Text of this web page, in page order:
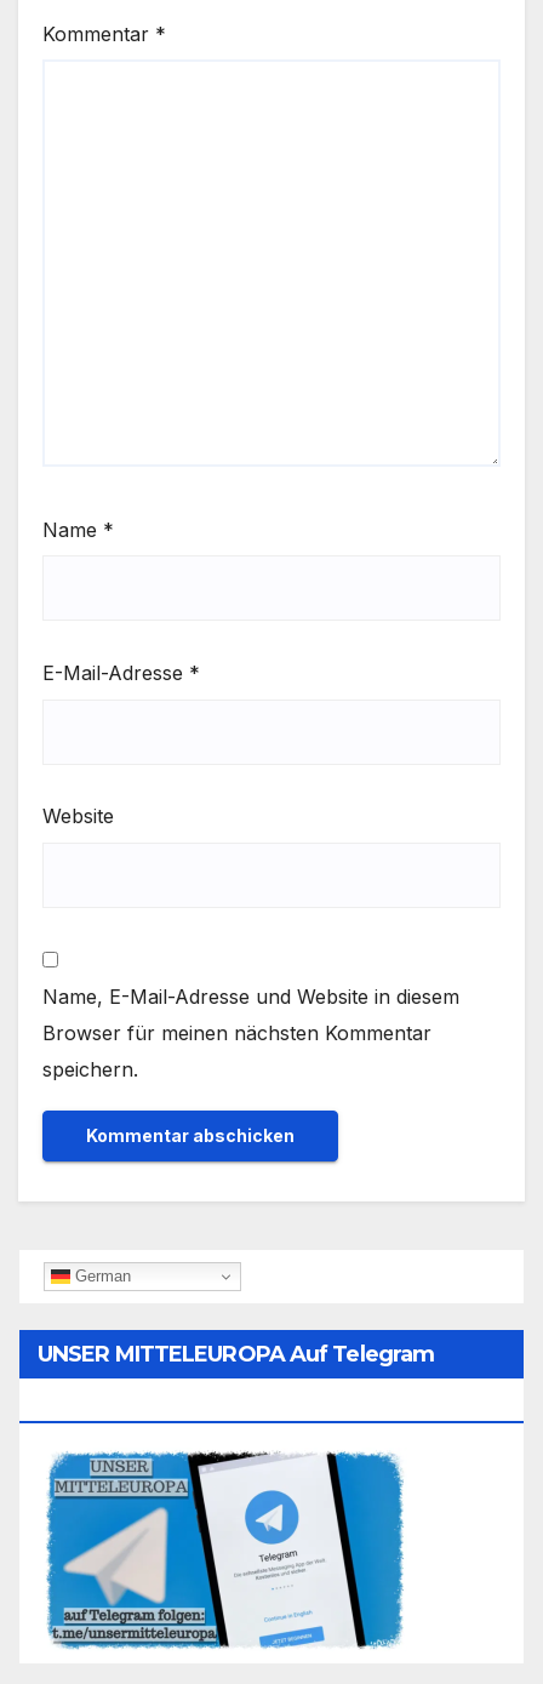
Kommentar *
Name *
E-Mail-Adresse *
Website
Name, E-Mail-Adresse und Website in diesem
Browser für meinen nächsten Kommentar
speichern.
German
UNSER MITTELEUROPA Auf Telegram